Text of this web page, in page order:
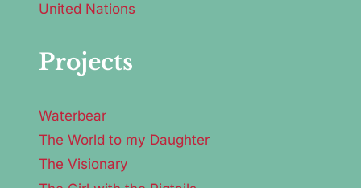
United Nations
Projects
Waterbear
The World to my Daughter
The Visionary